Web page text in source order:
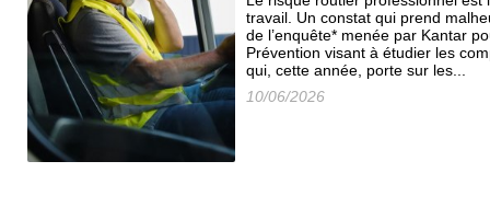
travail. Un constat qui prend
de l’enquête* menée par Kantar
Prévention visant à étudier les
qui, cette année, porte sur les...
10/06/2026